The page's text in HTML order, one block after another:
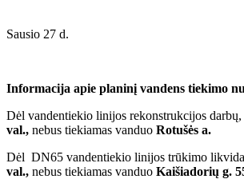
Sausio 27 d.
Informacija apie planinį vandens tiekimo
Dėl vandentiekio linijos rekonstrukcijos darbų,
val., nebus tiekiamas vanduo Rotušės a.
Dėl DN65 vandentiekio linijos trūkimo
val., nebus tiekiamas vanduo Kaišiadorių g.